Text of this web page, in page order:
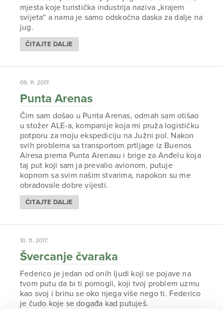
mjesta koje turistička industrija naziva „krajem
svijeta“ a nama je samo odskočna daska za dalje na
jug.
ČITAJTE DALJE
09. 11. 2017.
Punta Arenas
Čim sam došao u Punta Arenas, odmah sam otišao
u stožer ALE-a, kompanije koja mi pruža logističku
potporu za moju ekspediciju na Južni pol. Nakon
svih problema sa transportom prtljage iz Buenos
Airesa prema Punta Arenasu i brige za Anđelu koja
taj put koji sam ja prevalio avionom, putuje
kopnom sa svim našim stvarima, napokon su me
obradovale dobre vijesti.
ČITAJTE DALJE
10. 11. 2017.
Švercanje čvaraka
Federico je jedan od onih ljudi koji se pojave na
tvom putu da bi ti pomogli, koji tvoj problem uzmu
kao svoj i brinu se oko njega više nego ti. Federico
je čudo koje se događa kad putuješ.